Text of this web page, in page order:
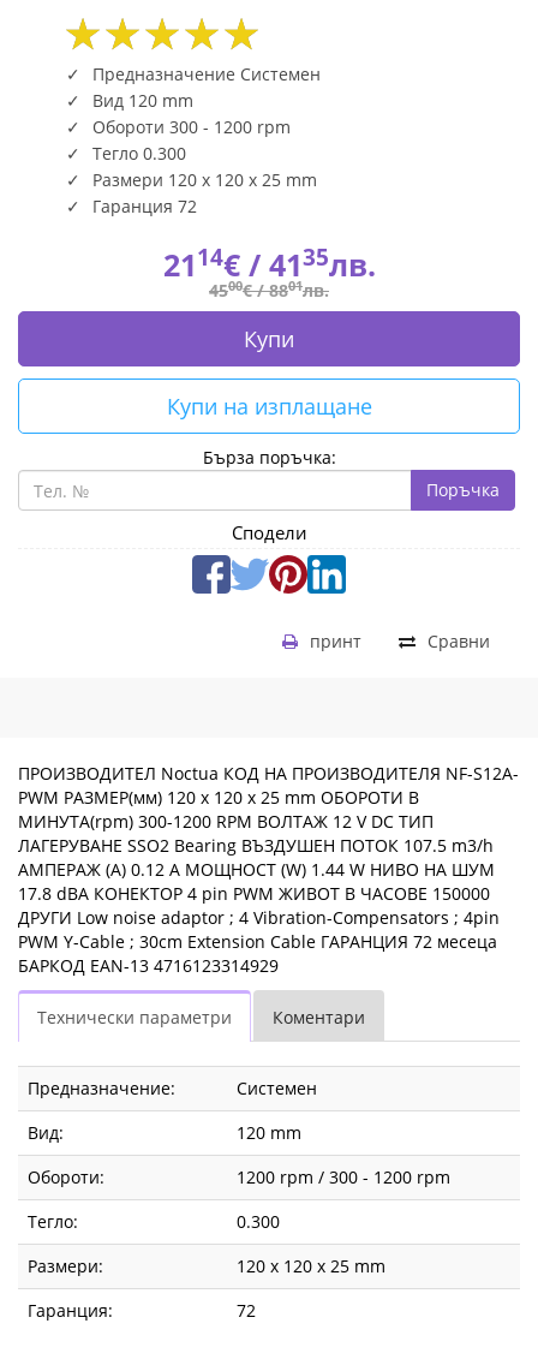
Предназначение Системен
Вид 120 mm
Обороти 300 - 1200 rpm
Тегло 0.300
Размери 120 x 120 x 25 mm
Гаранция 72
2114€ / 4135лв.
4500€ /8801лв.
Купи
Купи на изплащане
Бърза поръчка:
Поръчка
Сподели
Сравни
принт
ПРОИЗВОДИТЕЛ Noctua КОД НА ПРОИЗВОДИТЕЛЯ NF-S12A-
PWM РАЗМЕР(мм) 120 x 120 x 25 mm ОБОРОТИ В
МИНУТА(rpm) 300-1200 RPM ВОЛТАЖ 12 V DC ТИП
ЛАГЕРУВАНЕ SSO2 Bearing ВЪЗДУШЕН ПОТОК 107.5 m3/h
АМПЕРАЖ (A) 0.12 A МОЩНОСТ (W) 1.44 W НИВО НА ШУМ
17.8 dBA КОНЕКТОР 4 pin PWM ЖИВОТ В ЧАСОВЕ 150000
ДРУГИ Low noise adaptor ; 4 Vibration-Compensators ; 4pin
PWM Y-Cable ; 30cm Extension Cable ГАРАНЦИЯ 72 месеца
БАРКОД EAN-13 4716123314929
Технически параметри Коментари
Предназначение:
Системен
Вид:
120 mm
Обороти:
1200 rpm / 300 - 1200 rpm
Тегло:
0.300
Размери:
120 x 120 x 25 mm
Гаранция:
72